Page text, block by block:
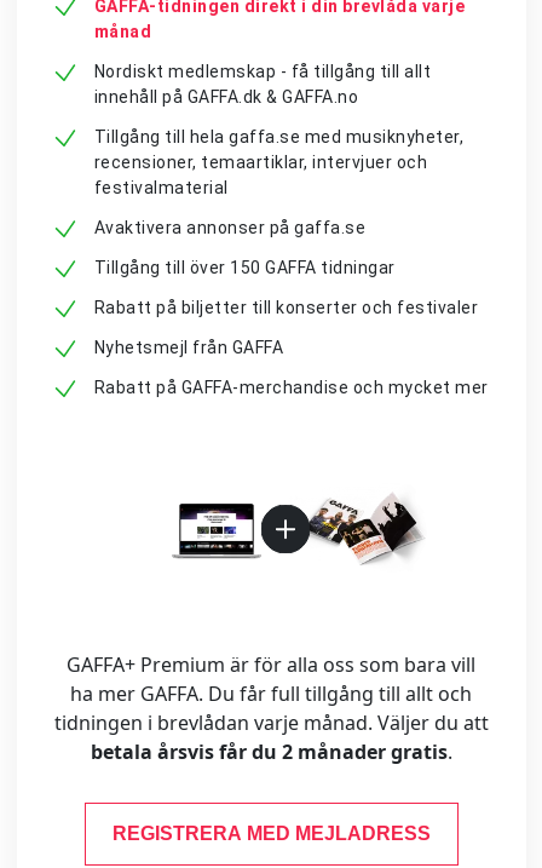
GAFFA-tidningen direkt i din brevlåda varje
månad
Nordiskt medlemskap - få tillgång till allt
innehåll på GAFFA.dk & GAFFA.no
Tillgång till hela gaffa.se med musiknyheter,
recensioner, temaartiklar, intervjuer och
festivalmaterial
Avaktivera annonser på gaffa.se
Tillgång till över 150 GAFFA tidningar
Rabatt på biljetter till konserter och festivaler
Nyhetsmejl från GAFFA
Rabatt på GAFFA-merchandise och mycket mer
GAFFA+ Premium är för alla oss som bara vill
ha mer GAFFA. Du får full tillgång till allt och
tidningen i brevlådan varje månad. Väljer du att
betala årsvis får du 2 månader gratis.
REGISTRERA MED MEJLADRESS